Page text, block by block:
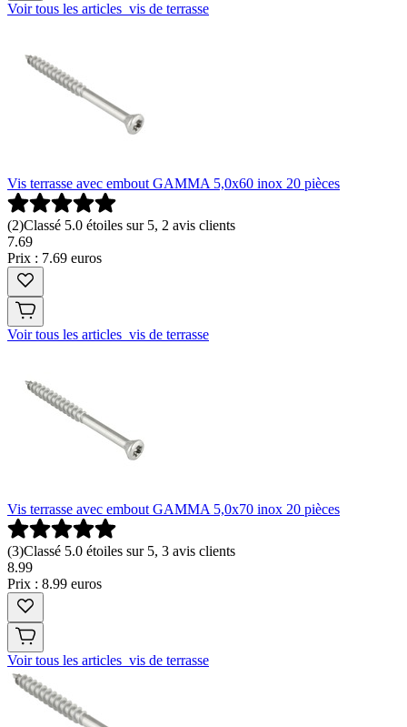
Voir tous les articles vis de terrasse
Vis terrasse avec embout GAMMA 5,0x60 inox 20 pièces
(2)Classé 5.0 étoiles sur 5, 2 avis clients
7.69
Prix : 7.69 euros
Voir tous les articles vis de terrasse
Vis terrasse avec embout GAMMA 5,0x70 inox 20 pièces
(3)Classé 5.0 étoiles sur 5, 3 avis clients
8.99
Prix : 8.99 euros
Voir tous les articles vis de terrasse